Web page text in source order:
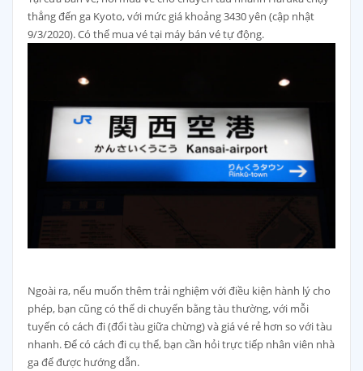
thẳng đến ga Kyoto, với mức giá khoảng 3430 yên (cập nhật
9/3/2020). Có thể mua vé tại máy bán vé tự động.
Ngoài ra, nếu muốn thêm trải nghiệm với điều kiện hành lý cho
phép, bạn cũng có thể di chuyển bằng tàu thường, với mỗi
tuyến có cách đi (đổi tàu giữa chừng) và giá vé rẻ hơn so với tàu
nhanh. Để có cách đi cụ thể, bạn cần hỏi trực tiếp nhân viên nhà
ga để được hướng dẫn.